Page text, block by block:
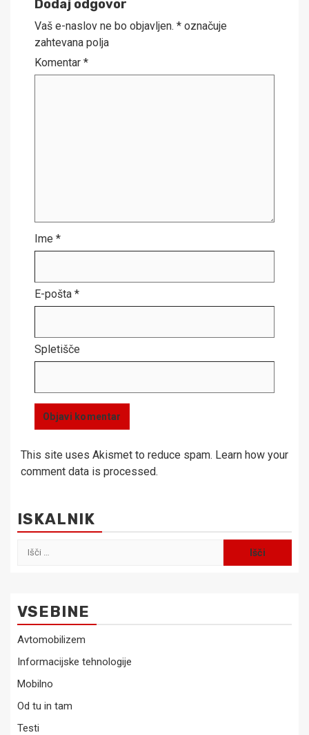
Dodaj odgovor
Vaš e-naslov ne bo objavljen. * označuje
zahtevana polja
Komentar *
Ime *
E-pošta *
Spletišče
This site uses Akismet to reduce spam. Learn how your
comment data is processed.
ISKALNIK
Išči:
VSEBINE
Avtomobilizem
Informacijske tehnologije
Mobilno
Od tu in tam
Testi